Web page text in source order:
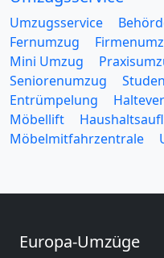
Umzugsservice
Fernumzug
Mini Umzug
Seniorenumzug
Entrümpelung
Möbellift
Möbelmitfahrzentrale
Europa-Umzüge